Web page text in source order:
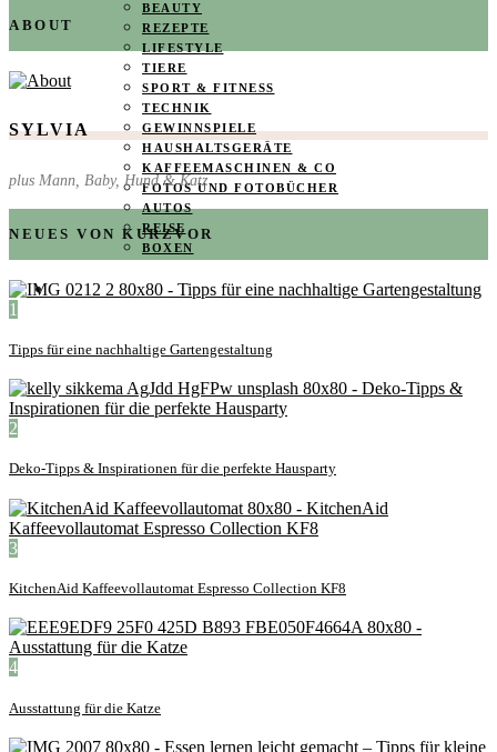
BEAUTY
REZEPTE
LIFESTYLE
TIERE
SPORT & FITNESS
TECHNIK
GEWINNSPIELE
HAUSHALTSGERÄTE
KAFFEEMASCHINEN & CO
FOTOS UND FOTOBÜCHER
AUTOS
REISE
BOXEN
KIND & KEGEL
ABOUT
SYLVIA
plus Mann, Baby, Hund & Katz
NEUES VON KURZVOR
1
Tipps für eine nachhaltige Gartengestaltung
2
Deko-Tipps & Inspirationen für die perfekte Hausparty
3
KitchenAid Kaffeevollautomat Espresso Collection KF8
4
Ausstattung für die Katze